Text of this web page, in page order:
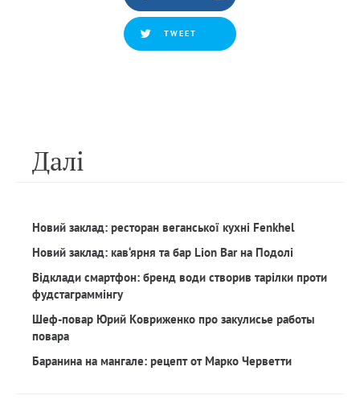
TWEET
Далi
Новий заклад: ресторан веганської кухні Fenkhel
Новий заклад: кав‘ярня та бар Lion Bar на Подолі
Відклади смартфон: бренд води створив тарілки проти
фудстаграммінгу
Шеф-повар Юрий Ковриженко про закулисье работы
повара
Баранина на мангале: рецепт от Марко Черветти